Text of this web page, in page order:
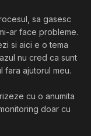
sa gasesc
ar face probleme.
si aici e o tema
nu cred ca sunt
fara ajutorul meu.
cu o anumita
doar cu